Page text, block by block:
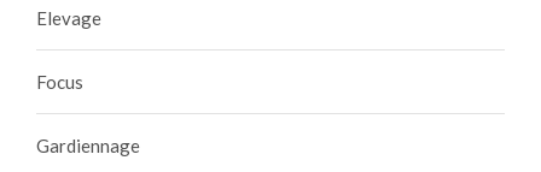
Elevage
Focus
Gardiennage